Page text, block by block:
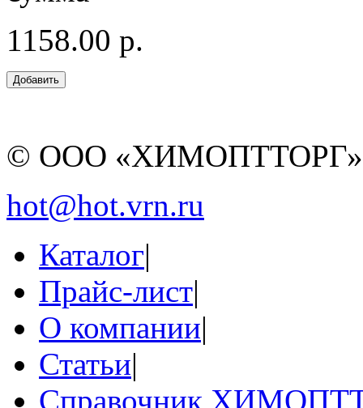
1158.00 р.
© ООО
hot@hot.vrn.ru
Каталог|
Прайс-лист|
О компании|
Статьи|
Справочник